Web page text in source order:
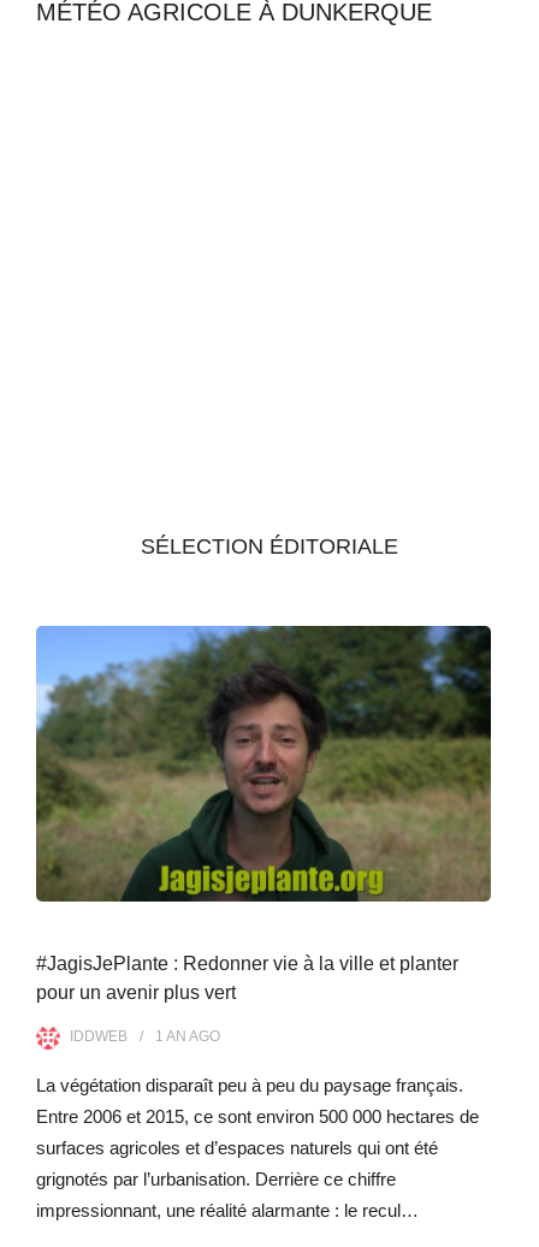
MÉTÉO AGRICOLE À DUNKERQUE
SÉLECTION ÉDITORIALE
#JagisJePlante : Redonner vie à la ville et planter
pour un avenir plus vert
IDDWEB 1 AN AGO
La végétation disparaît peu à peu du paysage français.
Entre 2006 et 2015, ce sont environ 500 000 hectares de
surfaces agricoles et d’espaces naturels qui ont été
grignotés par l’urbanisation. Derrière ce chiffre
impressionnant, une réalité alarmante : le recul…